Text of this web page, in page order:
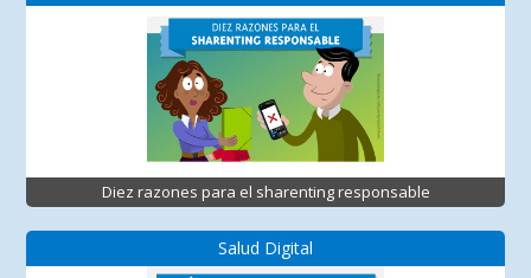
Diez razones para el sharenting responsable
Salud Digital